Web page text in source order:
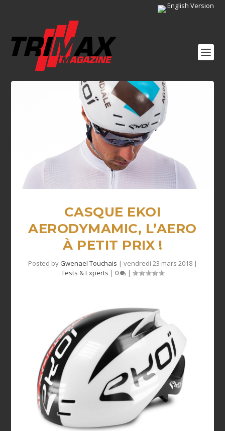
English Version
CASQUE EKOI
AERODYMAMIC, L’AERO
À PETIT PRIX !
Posted by Gwenael Touchais | vendredi 23 mars 2018|
Tests & Experts | 0 |